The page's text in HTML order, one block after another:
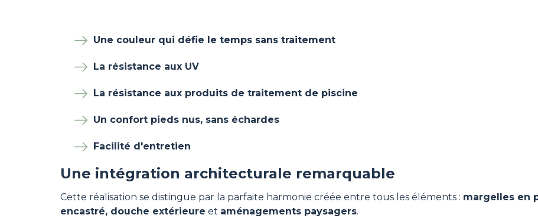
Une couleur qui défie le temps sans traitement
La résistance aux UV
La résistance aux produits de traitement de piscine
Un confort pieds nus, sans échardes
Facilité d'entretien
Une intégration architecturale remarquable
Cette réalisation se distingue par la parfaite harmonie créée entre tous les éléments : margelles en
encastré, douche extérieure et aménagements paysagers.